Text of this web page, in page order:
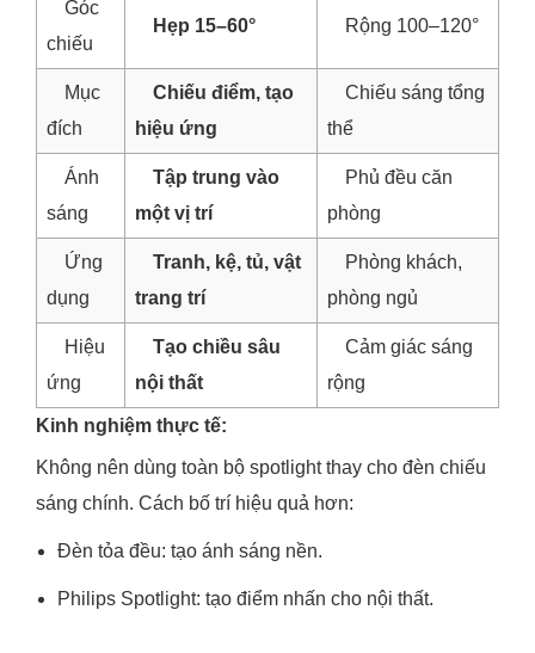
Góc
chiếu
Hẹp 15–60° Rộng 100–120°
Mục
đích
Chiếu điểm, tạo
hiệu ứng
Chiếu sáng tổng
thể
Ánh
sáng
Tập trung vào
một vị trí
Phủ đều căn
phòng
Ứng
dụng
Tranh, kệ, tủ, vật
trang trí
Phòng khách,
phòng ngủ
Hiệu
ứng
Tạo chiều sâu
nội thất
Cảm giác sáng
rộng
Kinh nghiệm thực tế:
Không nên dùng toàn bộ spotlight thay cho đèn chiếu
sáng chính. Cách bố trí hiệu quả hơn:
Đèn tỏa đều: tạo ánh sáng nền.
Philips Spotlight: tạo điểm nhấn cho nội thất.